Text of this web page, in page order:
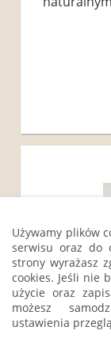
Używamy plików
serwisu oraz do
strony wyrażasz
cookies. Jeśli nie
użycie oraz
możesz
ustawienia